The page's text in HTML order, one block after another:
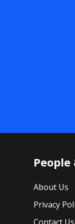
About Us
Privacy